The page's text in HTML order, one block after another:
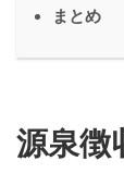
まとめ
源泉徴